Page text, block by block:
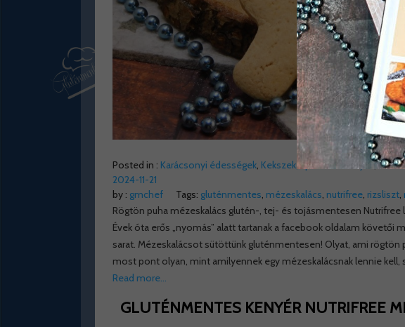
Posted in : Karácsonyi édességek, Kekszek, aprósütemények,
2024-11-21
by : gmchef Tags: gluténmentes, mézeskalács, nutrifree, rizsliszt,
Rögtön puha mézeskalács glutén-, tej- és tojásmentesen
Évek óta erős „nyomás” alatt tartanak a facebook oldalam követői
sarat. Mézeskalácsot sütöttünk gluténmentesen! Olyat, ami rögtön
most pont olyan, mint amilyennek egy mézeskalácsnak lennie kell,
Read more…
GLUTÉNMENTES KENYÉR NUTRIFREE